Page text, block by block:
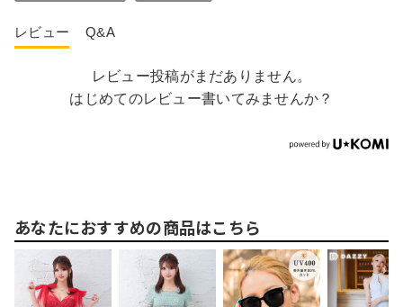
レビュー Q&A
レビュー投稿がまだありません。
はじめてのレビュー書いてみませんか？
あなたにおすすめの商品はこちら